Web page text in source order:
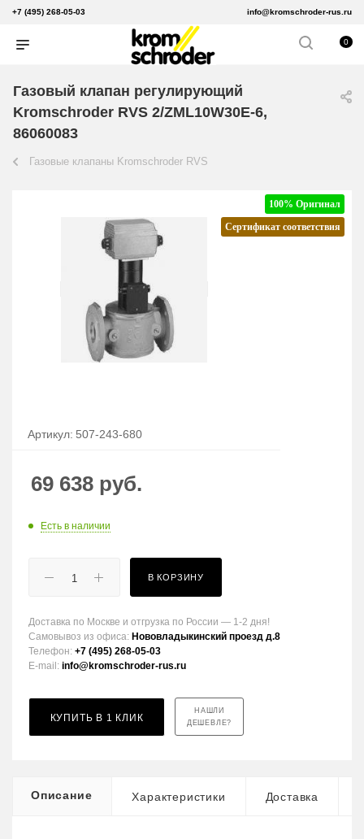
+7 (495) 268-05-03 info@kromschroder-rus.ru
0
Газовый клапан регулирующий
Kromschroder RVS 2/ZML10W30E-6,
86060083
Газовые клапаны Kromschroder RVS
100% Оригинал
Сертификат соответствия
Артикул: 507-243-680
69 638 руб.
Есть в наличии
В КОРЗИНУ
Доставка по Москве и отгрузка по России — 1-2 дня!
Самовывоз из офиса: Нововладыкинский проезд д.8
Телефон: +7 (495) 268-05-03
E-mail: info@kromschroder-rus.ru
КУПИТЬ В 1 КЛИК
НАШЛИ
ДЕШЕВЛЕ?
Описание Характеристики Доставка